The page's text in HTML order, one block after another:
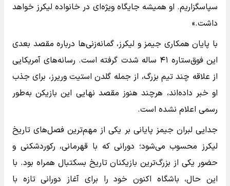
سپاسگزاریم. او همیشه جایگاه ویژه‌ای در خانواده لیکرز خواهد
داشت.»
با پایان همکاری جیمز و لیکرز، گمانه‌زنی‌ها درباره مقصد بعدی
این فوق‌ستاره ۴۱ ساله شدت گرفته است. رسانه‌های آمریکایی
از علاقه چند تیم بزرگ، از جمله گلدن استیت وریرز، برای جذب
او خبر داده‌اند، هرچند هنوز مقصد نهایی این بازیکن به‌طور
رسمی اعلام نشده است.
جدایی لبران جیمز پایانی بر یکی از مهم‌ترین فصل‌های تاریخ
لیکرز محسوب می‌شود؛ دورانی که با قهرمانی، رکوردشکنی و
حضور یکی از بزرگ‌ترین بازیکنان تاریخ بسکتبال همراه بود. با
این حال، باشگاه اکنون خود را برای آغاز دورانی تازه با